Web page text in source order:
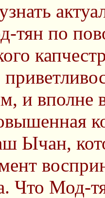
тян по
и вполне
Ычан,
Что Мод-